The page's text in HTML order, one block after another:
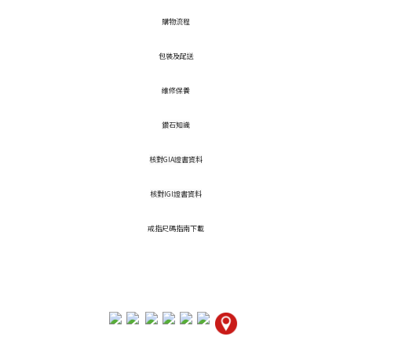
​購物流程
包裝及配送
維修保養
鑽石知識
核對GIA證書資料
核對IGI證書資料
戒指尺碼指南下載